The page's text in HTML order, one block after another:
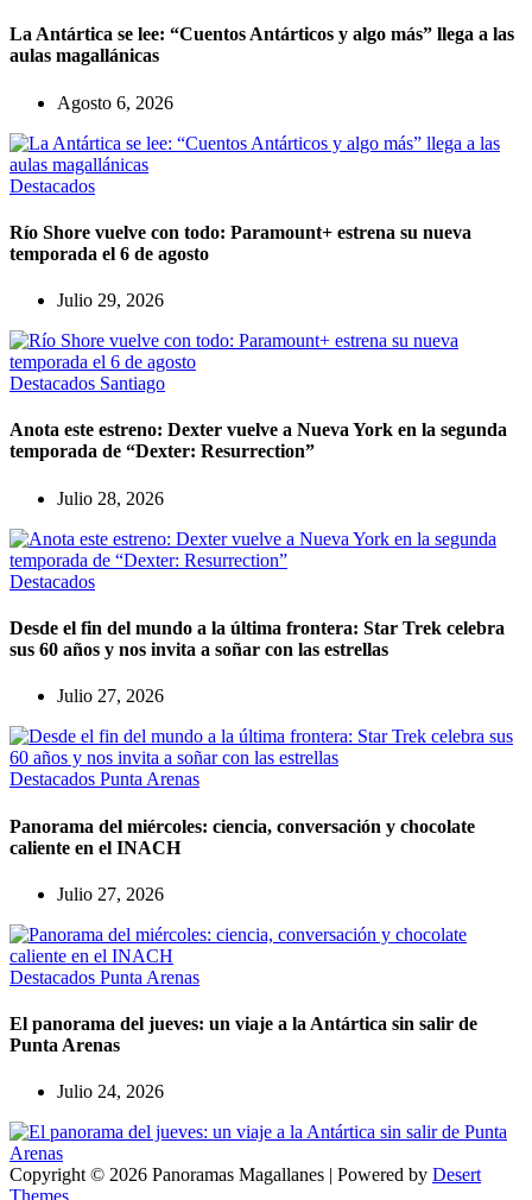
La Antártica se lee: “Cuentos Antárticos y algo más” llega a las
aulas magallánicas
Agosto 6, 2026
Destacados
Río Shore vuelve con todo: Paramount+ estrena su nueva
temporada el 6 de agosto
Julio 29, 2026
Destacados Santiago
Anota este estreno: Dexter vuelve a Nueva York en la segunda
temporada de “Dexter: Resurrection”
Julio 28, 2026
Destacados
Desde el fin del mundo a la última frontera: Star Trek celebra
sus 60 años y nos invita a soñar con las estrellas
Julio 27, 2026
Destacados Punta Arenas
Panorama del miércoles: ciencia, conversación y chocolate
caliente en el INACH
Julio 27, 2026
Destacados Punta Arenas
El panorama del jueves: un viaje a la Antártica sin salir de
Punta Arenas
Julio 24, 2026
Copyright © 2026 Panoramas Magallanes | Powered by Desert